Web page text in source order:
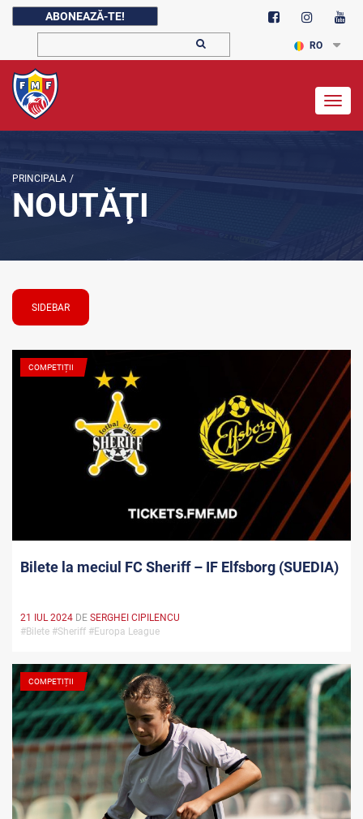
ABONEAZĂ-TE!
RO
PRINCIPALA /
NOUTĂŢI
SIDEBAR
COMPETIȚII
Bilete la meciul FC Sheriff – IF Elfsborg (SUEDIA)
21 IUL 2024 DE SERGHEI CIPILENCU
#Bilete #Sheriff #Europa League
COMPETIȚII